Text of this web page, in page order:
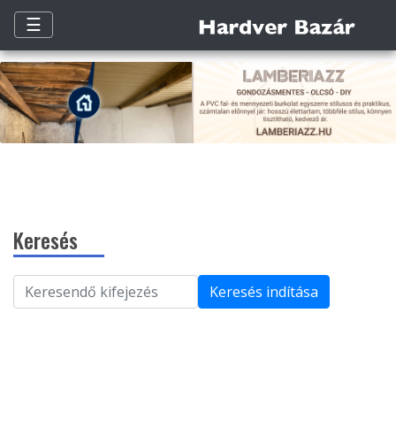
☰
Keresés
Keresés indítása